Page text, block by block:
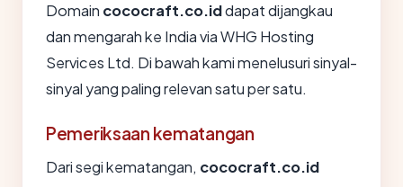
Domain cococraft.co.iddapat dijangkau
dan mengarah ke India via WHG Hosting
Services Ltd. Di bawah kami menelusuri sinyal-
sinyal yang paling relevan satu per satu.
Pemeriksaan kematangan
Dari segi kematangan, cococraft.co.id